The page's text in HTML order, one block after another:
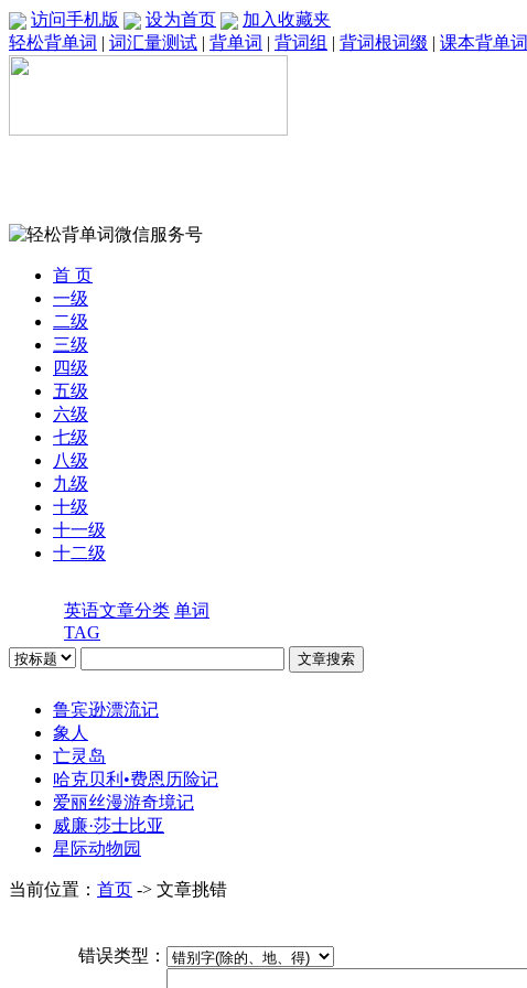
访问手机版 设为首页
加入收藏夹
轻松背单词 | 词汇量测试 | 背单词 | 背词组 | 背词根词缀 | 课本背单词
首 页
一级
二级
三级
四级
五级
六级
七级
八级
九级
十级
十一级
十二级
英语文章分类 单词
TAG
鲁宾逊漂流记
象人
亡灵岛
哈克贝利•费恩历险记
爱丽丝漫游奇境记
威廉·莎士比亚
星际动物园
当前位置： 首页 -> 文章挑错
错误类型：